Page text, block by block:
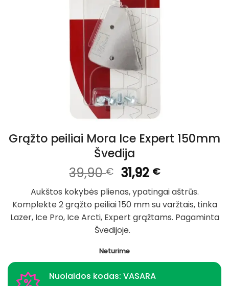
Grąžto peiliai Mora Ice Expert 150mm
Švedija
39,90€ Original
price
was:
39,90 €.
31,92 €Current
price
is:
31,92 €.
Aukštos kokybės plienas, ypatingai aštrūs.
Komplekte 2 grąžto peiliai 150 mm su varžtais, tinka
Lazer, Ice Pro, Ice Arcti, Expert grąžtams. Pagaminta
Švedijoje.
Neturime
Nuolaidos kodas: VASARA